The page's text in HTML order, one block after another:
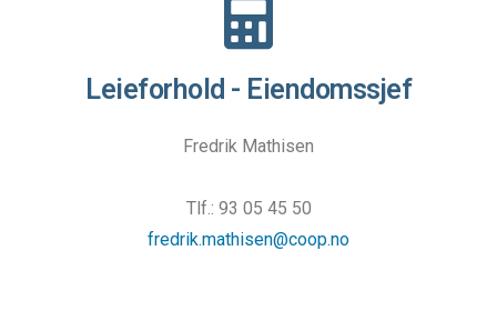
Leieforhold - Eiendomssjef
Fredrik Mathisen
Tlf.: 93 05 45 50‬
fredrik.mathisen@coop.no